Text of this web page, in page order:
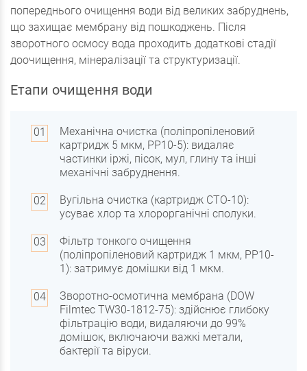
попереднього очищення води від великих забруднень,
що захищає мембрану від пошкоджень. Після
зворотного осмосу вода проходить додаткові стадії
доочищення, мінералізації та структуризації.
Етапи очищення води
Механічна очистка (поліпропіленовий
картридж 5 мкм, PP10-5): видаляє
частинки іржі, пісок, мул, глину та інші
механічні забруднення.
Вугільна очистка (картридж CTO-10):
усуває хлор та хлорорганічні сполуки.
Фільтр тонкого очищення
(поліпропіленовий картридж 1 мкм, PP10-
1): затримує домішки від 1 мкм.
Зворотно-осмотична мембрана (DOW
Filmtec TW30-1812-75): здійснює глибоку
фільтрацію води, видаляючи до 99%
домішок, включаючи важкі метали,
бактерії та віруси.